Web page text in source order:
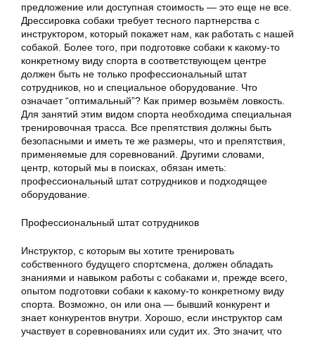
предложение или доступная стоимость — это еще не все.
Дрессировка собаки требует тесного партнерства с
инструктором, который покажет нам, как работать с нашей
собакой. Более того, при подготовке собаки к какому-то
конкретному виду спорта в соответствующем центре
должен быть не только профессиональный штат
сотрудников, но и специальное оборудование. Что
означает “оптимальный”? Как пример возьмём ловкость.
Для занятий этим видом спорта необходима специальная
тренировочная трасса. Все препятствия должны быть
безопасными и иметь те же размеры, что и препятствия,
применяемые для соревнований. Другими словами,
центр, который мы в поисках, обязан иметь:
профессиональный штат сотрудников и подходящее
оборудование.
Профессиональный штат сотрудников
Инструктор, с которым вы хотите тренировать
собственного будущего спортсмена, должен обладать
знаниями и навыком работы с собаками и, прежде всего,
опытом подготовки собаки к какому-то конкретному виду
спорта. Возможно, он или она — бывший конкурент и
знает конкурентов внутри. Хорошо, если инструктор сам
участвует в соревнованиях или судит их. Это значит, что